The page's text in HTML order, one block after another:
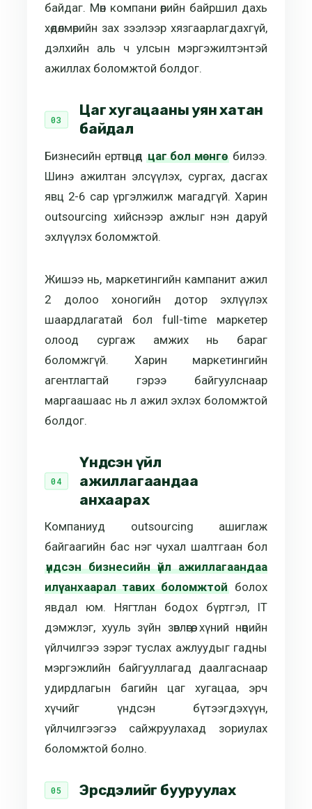
байдаг. Мөн компани өөрийн байршил дахь
хөдөлмөрийн зах зээлээр хязгаарлагдахгүй,
дэлхийн аль ч улсын мэргэжилтэнтэй
ажиллах боломжтой болдог.
Цаг хугацааны уян хатан
байдал
Бизнесийн ертөнцөд цаг бол мөнгө билээ.
Шинэ ажилтан элсүүлэх, сургах, дасгах
явц 2-6 сар үргэлжилж магадгүй. Харин
outsourcing хийснээр ажлыг нэн даруй
эхлүүлэх боломжтой.
Жишээ нь, маркетингийн кампанит ажил
2 долоо хоногийн дотор эхлүүлэх
шаардлагатай бол full-time маркетер
олоод сургаж амжих нь бараг
боломжгүй. Харин маркетингийн
агентлагтай гэрээ байгуулснаар
маргаашаас нь л ажил эхлэх боломжтой
болдог.
Үндсэн үйл
ажиллагаандаа
анхаарах
Компаниуд outsourcing ашиглаж
байгаагийн бас нэг чухал шалтгаан бол
үндсэн бизнесийн үйл ажиллагаандаа
илүү анхаарал тавих боломжтой болох
явдал юм. Нягтлан бодох бүртгэл, IT
дэмжлэг, хууль зүйн зөвлөгөө, хүний нөөцийн
үйлчилгээ зэрэг туслах ажлуудыг гадны
мэргэжлийн байгууллагад даалгаснаар
удирдлагын багийн цаг хугацаа, эрч
хүчийг үндсэн бүтээгдэхүүн,
үйлчилгээгээ сайжруулахад зориулах
боломжтой болно.
Эрсдэлийг бууруулах